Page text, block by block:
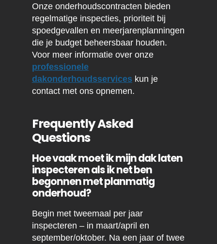
Onze onderhoudscontracten bieden
regelmatige inspecties, prioriteit bij
spoedgevallen en meerjarenplanningen
die je budget beheersbaar houden.
Voor meer informatie over onze
professionele
dakonderhoudsservices kun je
contact met ons opnemen.
Frequently Asked
Questions
Hoe vaak moet ik mijn dak laten
inspecteren als ik net ben
begonnen met planmatig
onderhoud?
Begin met tweemaal per jaar
inspecteren – in maart/april en
september/oktober. Na een jaar of twee